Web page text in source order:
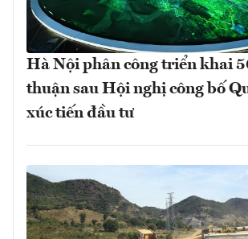
Hà Nội phân công triển khai
thuận sau Hội nghị công bố
xúc tiến đầu tư